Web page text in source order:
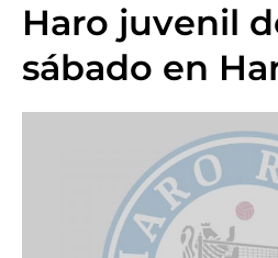
Haro juvenil
sábado en